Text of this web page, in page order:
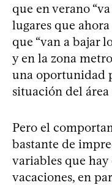
que en verano
lugares que
que “van a bajar
y en la zona
una oportunidad
situación del
Pero el
bastante de
variables que hay
vacaciones, en